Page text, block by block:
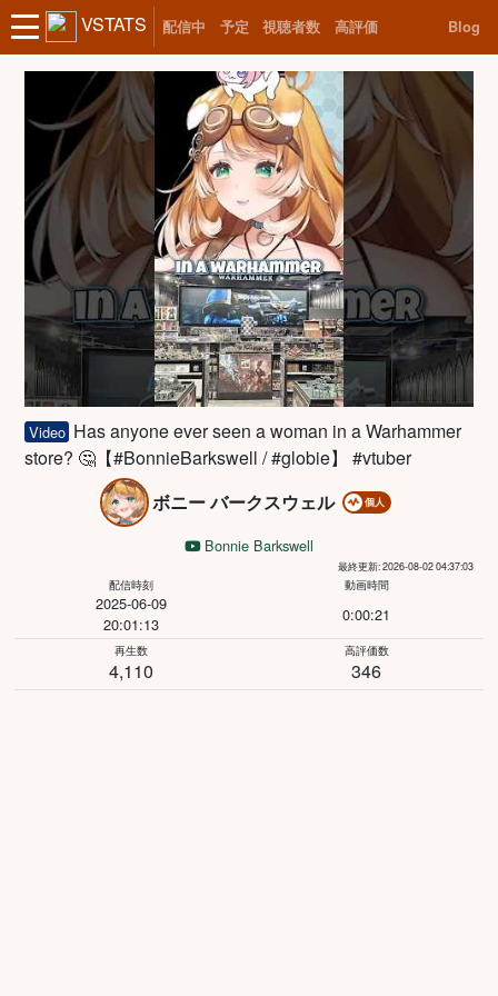
VSTATS 配信中 予定 視聴者数 高評価 Blog
Video Has anyone ever seen a woman in a Warhammer
store? 🤔【#BonnieBarkswell / #globie】 #vtuber
ボニー バークスウェル
個人
Bonnie Barkswell
最終更新: 2026-08-02 04:37:03
配信時刻
2025-06-09
20:01:13
動画時間
0:00:21
再生数
4,110
高評価数
346